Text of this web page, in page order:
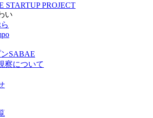
STARTUP PROJECT
い
SABAE
察について